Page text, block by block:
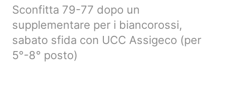
Sconfitta 79-77 dopo un
supplementare per i biancorossi,
sabato sfida con UCC Assigeco (per
5°-8° posto)